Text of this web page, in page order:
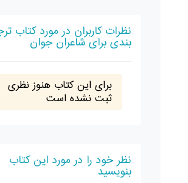
نظرات کاربران در مورد کتاب
بندی برای شاعران جوان
برای این کتاب هنوز نظری
ثبت نشده است
نظر خود را در مورد این کتاب
بنویسید